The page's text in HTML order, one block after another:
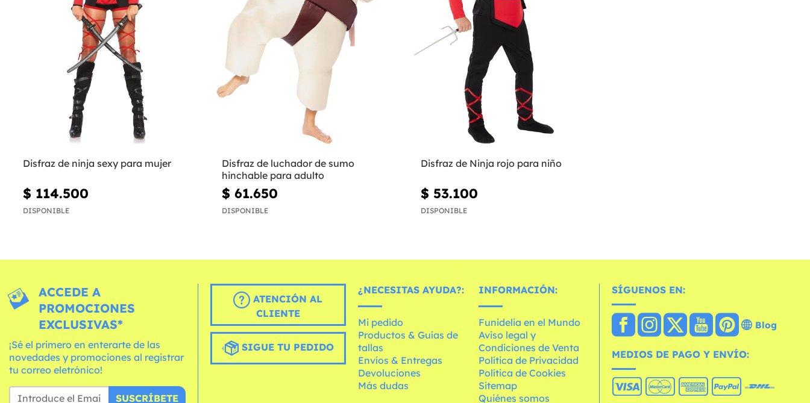
Disfraz de ninja sexy para mujer
$ 114.500
DISPONIBLE
Disfraz de luchador de sumo
hinchable para adulto
$ 61.650
DISPONIBLE
Disfraz de Ninja rojo para niño
$ 53.100
DISPONIBLE
ACCEDE A
PROMOCIONES
EXCLUSIVAS*
¡Sé el primero en enterarte de las
novedades y promociones al registrar
tu correo eletrónico!
SUSCRÍBETE
ATENCIÓN AL
CLIENTE
SIGUE TU PEDIDO
¿NECESITAS AYUDA?:
Mi pedido
Productos & Guías de
tallas
Envíos & Entregas
Devoluciones
Más dudas
INFORMACIÓN:
Funidelia en el Mundo
Aviso legal y
Condiciones de Venta
Política de Privacidad
Política de Cookies
Sitemap
Quiénes somos
SÍGUENOS EN:
Blog
MEDIOS DE PAGO Y ENVÍO: